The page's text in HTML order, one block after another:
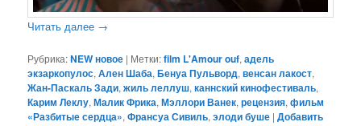
Читать далее →
Рубрика:NEW новое | Метки:film L'Amour ouf,адель
экзаркопулос,Ален Шаба,Бенуа Пульворд,венсан лакост,
Жан-Паскаль Зади,жиль леллуш,каннский кинофестиваль,
Карим Леклу,Малик Фрика,Мэллори Ванек,рецензия,фильм
«Разбитые сердца»,Франсуа Сивиль,элоди буше |Добавить